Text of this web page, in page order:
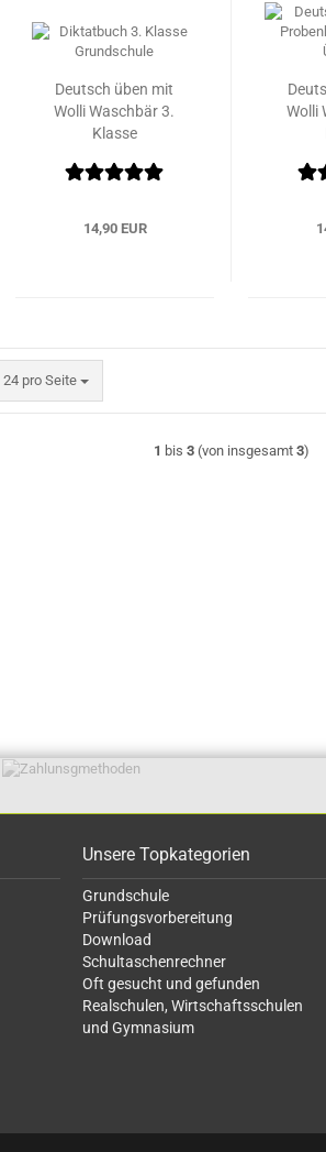
Deutsch üben mit
Wolli Waschbär 3.
Klasse
14,90 EUR
Wolli
24 pro Seite
pro Seite
1 bis3 (von insgesamt3)
Unsere Topkategorien
Grundschule
Prüfungsvorbereitung
Download
Schultaschenrechner
Oft gesucht und gefunden
Realschulen, Wirtschaftsschulen
und Gymnasium